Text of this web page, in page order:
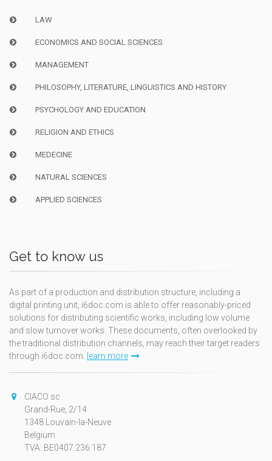
LAW
ECONOMICS AND SOCIAL SCIENCES
MANAGEMENT
PHILOSOPHY, LITERATURE, LINGUISTICS AND HISTORY
PSYCHOLOGY AND EDUCATION
RELIGION AND ETHICS
MEDECINE
NATURAL SCIENCES
APPLIED SCIENCES
Get to know us
As part of a production and distribution structure, including a
digital printing unit, i6doc.com is able to offer reasonably-priced
solutions for distributing scientific works, including low volume
and slow turnover works. These documents, often overlooked by
the traditional distribution channels, may reach their target readers
through i6doc.com. learn more
CIACO sc
Grand-Rue, 2/14
1348 Louvain-la-Neuve
Belgium
TVA: BE0407.236.187